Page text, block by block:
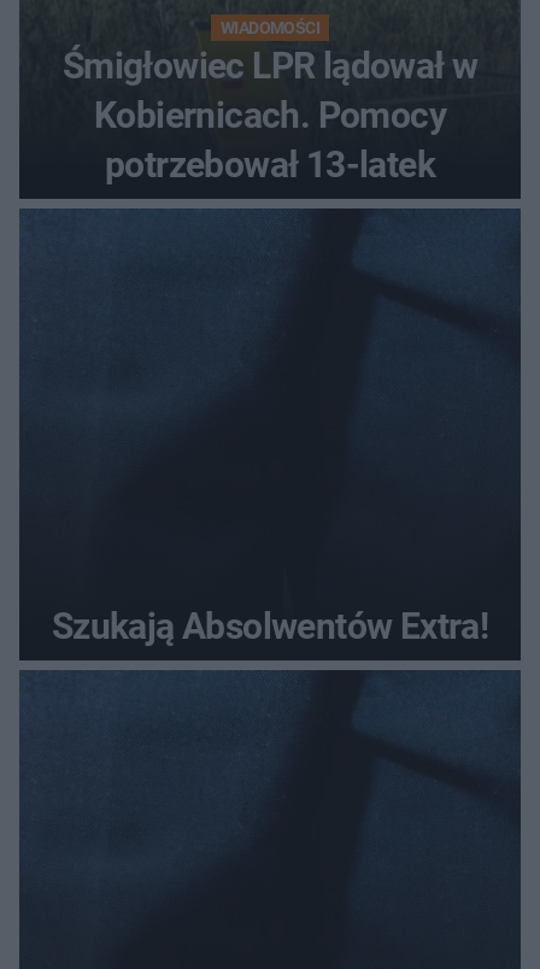
WIADOMOŚCI
Śmigłowiec LPR lądował w
Kobiernicach. Pomocy
potrzebował 13-latek
Szukają Absolwentów Extra!